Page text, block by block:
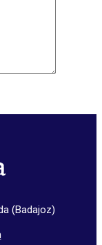
(Badajoz)